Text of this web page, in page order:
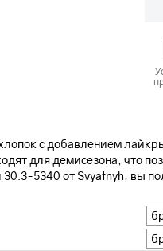
с добавлением
для демисезона, что
5340 от Svyatnyh, вы